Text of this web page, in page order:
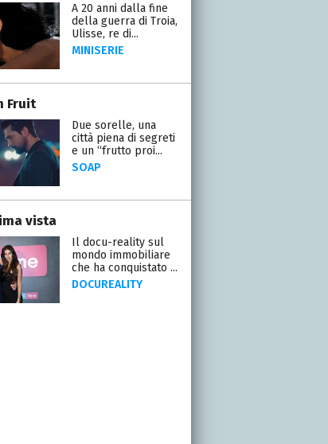
A 20 anni dalla fine
della guerra di Troia,
Ulisse, re di...
MINISERIE
Fruit
Due sorelle, una
città piena di segreti
e un “frutto proi...
SOAP
vista
Il docu-reality sul
mondo immobiliare
che ha conquistato ...
DOCUREALITY